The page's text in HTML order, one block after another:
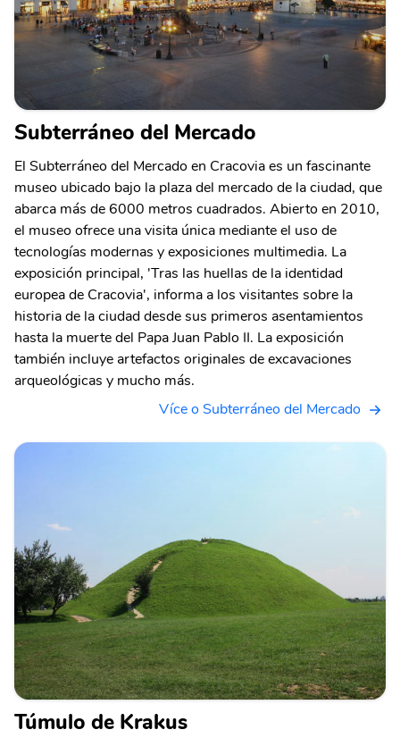
Subterráneo del Mercado
El Subterráneo del Mercado en Cracovia es un fascinante
museo ubicado bajo la plaza del mercado de la ciudad, que
abarca más de 6000 metros cuadrados. Abierto en 2010,
el museo ofrece una visita única mediante el uso de
tecnologías modernas y exposiciones multimedia. La
exposición principal, 'Tras las huellas de la identidad
europea de Cracovia', informa a los visitantes sobre la
historia de la ciudad desde sus primeros asentamientos
hasta la muerte del Papa Juan Pablo II. La exposición
también incluye artefactos originales de excavaciones
arqueológicas y mucho más.
Více o Subterráneo del Mercado
Túmulo de Krakus